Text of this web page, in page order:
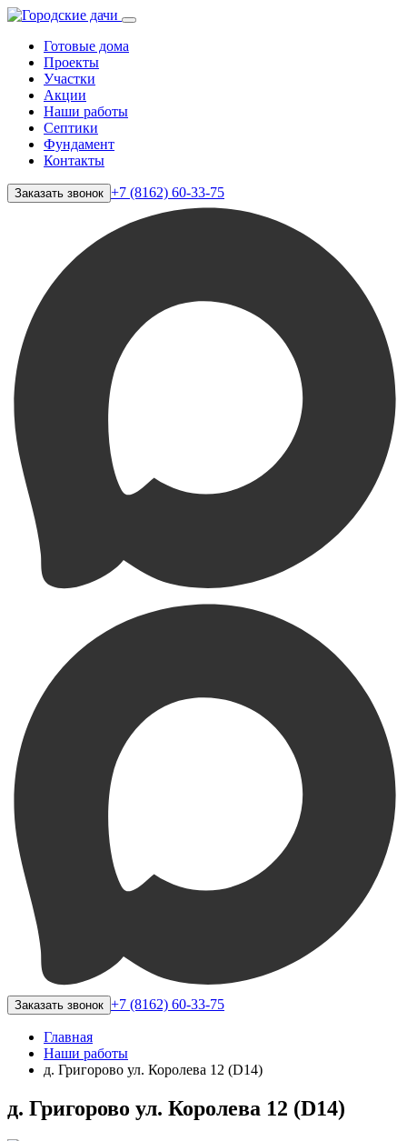
Готовые дома
Проекты
Участки
Акции
Наши работы
Септики
Фундамент
Контакты
Заказать звонок +7 (8162) 60-33-75
Заказать звонок +7 (8162) 60-33-75
Главная
Наши работы
д. Григорово ул. Королева 12 (D14)
д. Григорово ул. Королева 12 (D14)